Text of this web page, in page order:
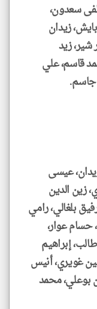
سعدون،
زيدان
شير، زيد
قاسم، علي
جاسم.
عيسى
زين الدين
بلغالي، رامي
عوار،
إبراهيم
غويري، أنيس
محمد